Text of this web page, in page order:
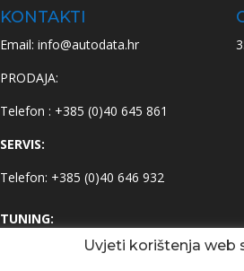
KONTAKTI
Email: info@autodata.hr
PRODAJA:
Telefon : +385 (0)40 645 861
SERVIS:
Telefon: +385 (0)40 646 932
TUNING:
Telefon : +385 (0)95 659 8949
Uvjeti korištenja web